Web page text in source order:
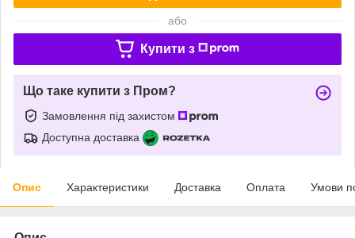
або
Купити з
Що таке купити з Пром?
Замовлення під захистом
Доступна доставка
Опис Характеристики Доставка Оплата Умови